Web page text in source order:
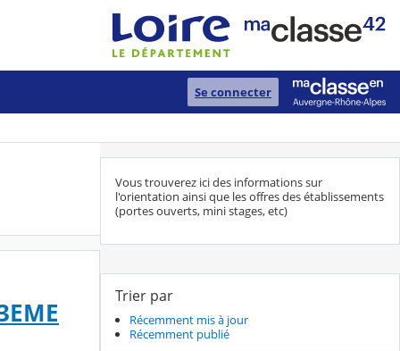
Se connecter
Vous trouverez ici des informations sur
l'orientation ainsi que les offres des établissements
(portes ouverts, mini stages, etc)
Trier par
Récemment mis à jour
Récemment publié